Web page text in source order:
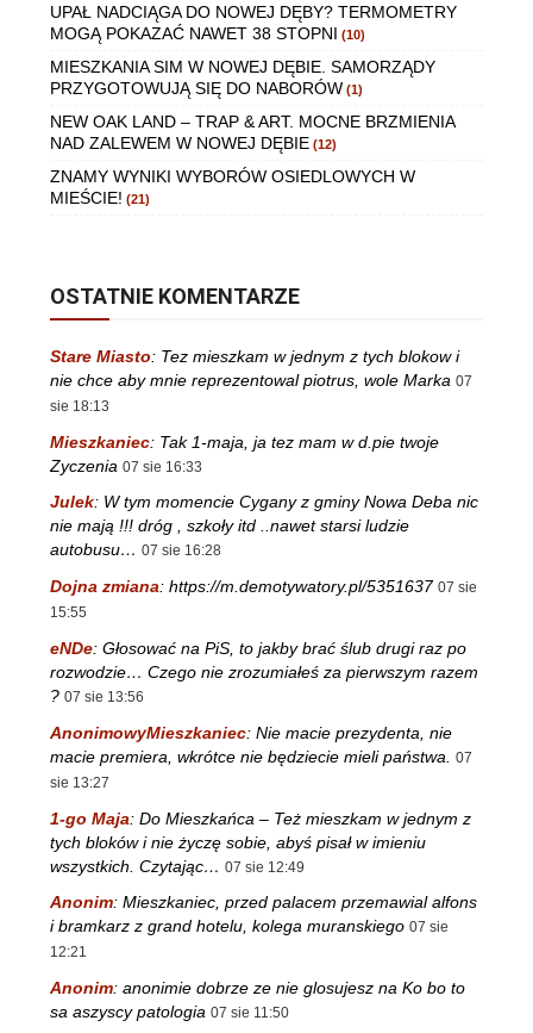
UPAŁ NADCIĄGA DO NOWEJ DĘBY? TERMOMETRY
MOGĄ POKAZAĆ NAWET 38 STOPNI (10)
MIESZKANIA SIM W NOWEJ DĘBIE. SAMORZĄDY
PRZYGOTOWUJĄ SIĘ DO NABORÓW (1)
NEW OAK LAND – TRAP & ART. MOCNE BRZMIENIA
NAD ZALEWEM W NOWEJ DĘBIE (12)
ZNAMY WYNIKI WYBORÓW OSIEDLOWYCH W
MIEŚCIE! (21)
OSTATNIE KOMENTARZE
Stare Miasto: Tez mieszkam w jednym z tych blokow i
nie chce aby mnie reprezentowal piotrus, wole Marka 07
sie 18:13
Mieszkaniec: Tak 1-maja, ja tez mam w d.pie twoje
Zyczenia 07 sie 16:33
Julek: W tym momencie Cygany z gminy Nowa Deba nic
nie mają !!! dróg , szkoły itd ..nawet starsi ludzie
autobusu… 07 sie 16:28
Dojna zmiana: https://m.demotywatory.pl/5351637 07 sie
15:55
eNDe: Głosować na PiS, to jakby brać ślub drugi raz po
rozwodzie… Czego nie zrozumiałeś za pierwszym razem
? 07 sie 13:56
AnonimowyMieszkaniec: Nie macie prezydenta, nie
macie premiera, wkrótce nie będziecie mieli państwa.
07
sie 13:27
1-go Maja: Do Mieszkańca – Też mieszkam w jednym z
tych bloków i nie życzę sobie, abyś pisał w imieniu
wszystkich. Czytając… 07 sie 12:49
Anonim: Mieszkaniec, przed palacem przemawial alfons
i bramkarz z grand hotelu, kolega muranskiego 07 sie
12:21
Anonim: anonimie dobrze ze nie glosujesz na Ko bo to
sa aszyscy patologia 07 sie 11:50